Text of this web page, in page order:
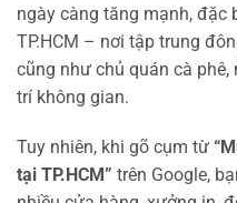
ngày càng tăng mạnh, đặc
TP.HCM – nơi tập trung
cũng như chủ quán cà
trí không gian.
Tuy nhiên, khi gõ cụm từ
tại TP.HCM” trên Google,